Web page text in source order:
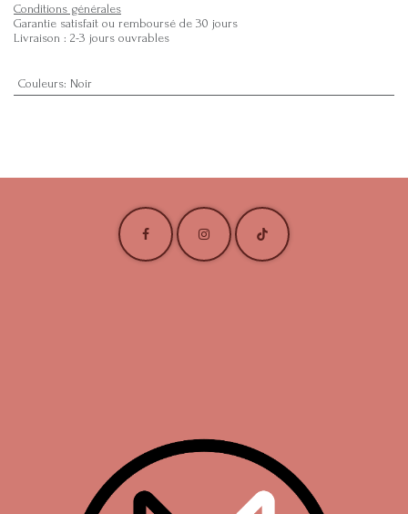
Conditions générales
Garantie satisfait ou remboursé de 30 jours
Livraison : 2-3 jours ouvrables
Couleurs: Noir